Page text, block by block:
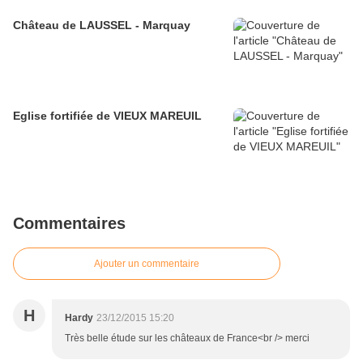
Château de LAUSSEL - Marquay
Eglise fortifiée de VIEUX MAREUIL
Commentaires
Ajouter un commentaire
H Hardy 23/12/2015 15:20
Très belle étude sur les châteaux de France<br /> merci